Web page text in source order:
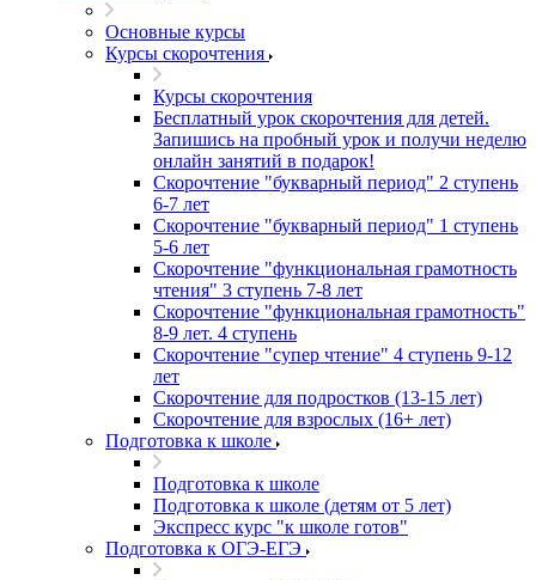
Основные курсы
Курсы скорочтения
Курсы скорочтения
Бесплатный урок скорочтения для детей.
Запишись на пробный урок и получи неделю
онлайн занятий в подарок!
Cкорочтение "букварный период" 2 ступень
6-7 лет
Скорочтение "букварный период" 1 ступень
5-6 лет
Скорочтение "функциональная грамотность
чтения" 3 ступень 7-8 лет
Скорочтение "функциональная грамотность"
8-9 лет. 4 ступень
Скорочтение "супер чтение" 4 ступень 9-12
лет
Скорочтение для подростков (13-15 лет)
Cкорочтение для взрослых (16+ лет)
Подготовка к школе
Подготовка к школе
Подготовка к школе (детям от 5 лет)
Экспресс курс "к школе готов"
Подготовка к ОГЭ-ЕГЭ